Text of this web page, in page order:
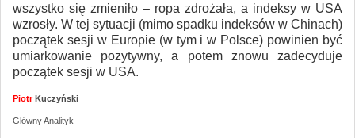
wszystko się zmieniło – ropa zdrożała, a indeksy w USA
wzrosły. W tej sytuacji (mimo spadku indeksów w Chinach)
początek sesji w Europie (w tym i w Polsce) powinien być
umiarkowanie pozytywny, a potem znowu zadecyduje
początek sesji w USA.
PiotrKuczyński
Główny Analityk